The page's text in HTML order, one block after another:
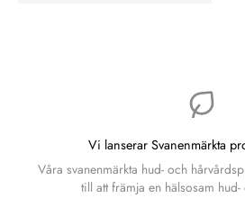
Vi lanserar Svanenmärkta
Våra svanenmärkta hud- och
till att främja en hälsosam